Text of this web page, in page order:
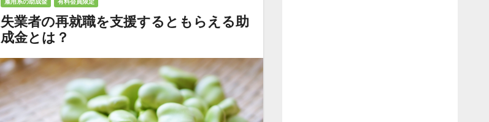
雇用系の助成金 有料会員限定
失業者の再就職を支援するともらえる助
成金とは？